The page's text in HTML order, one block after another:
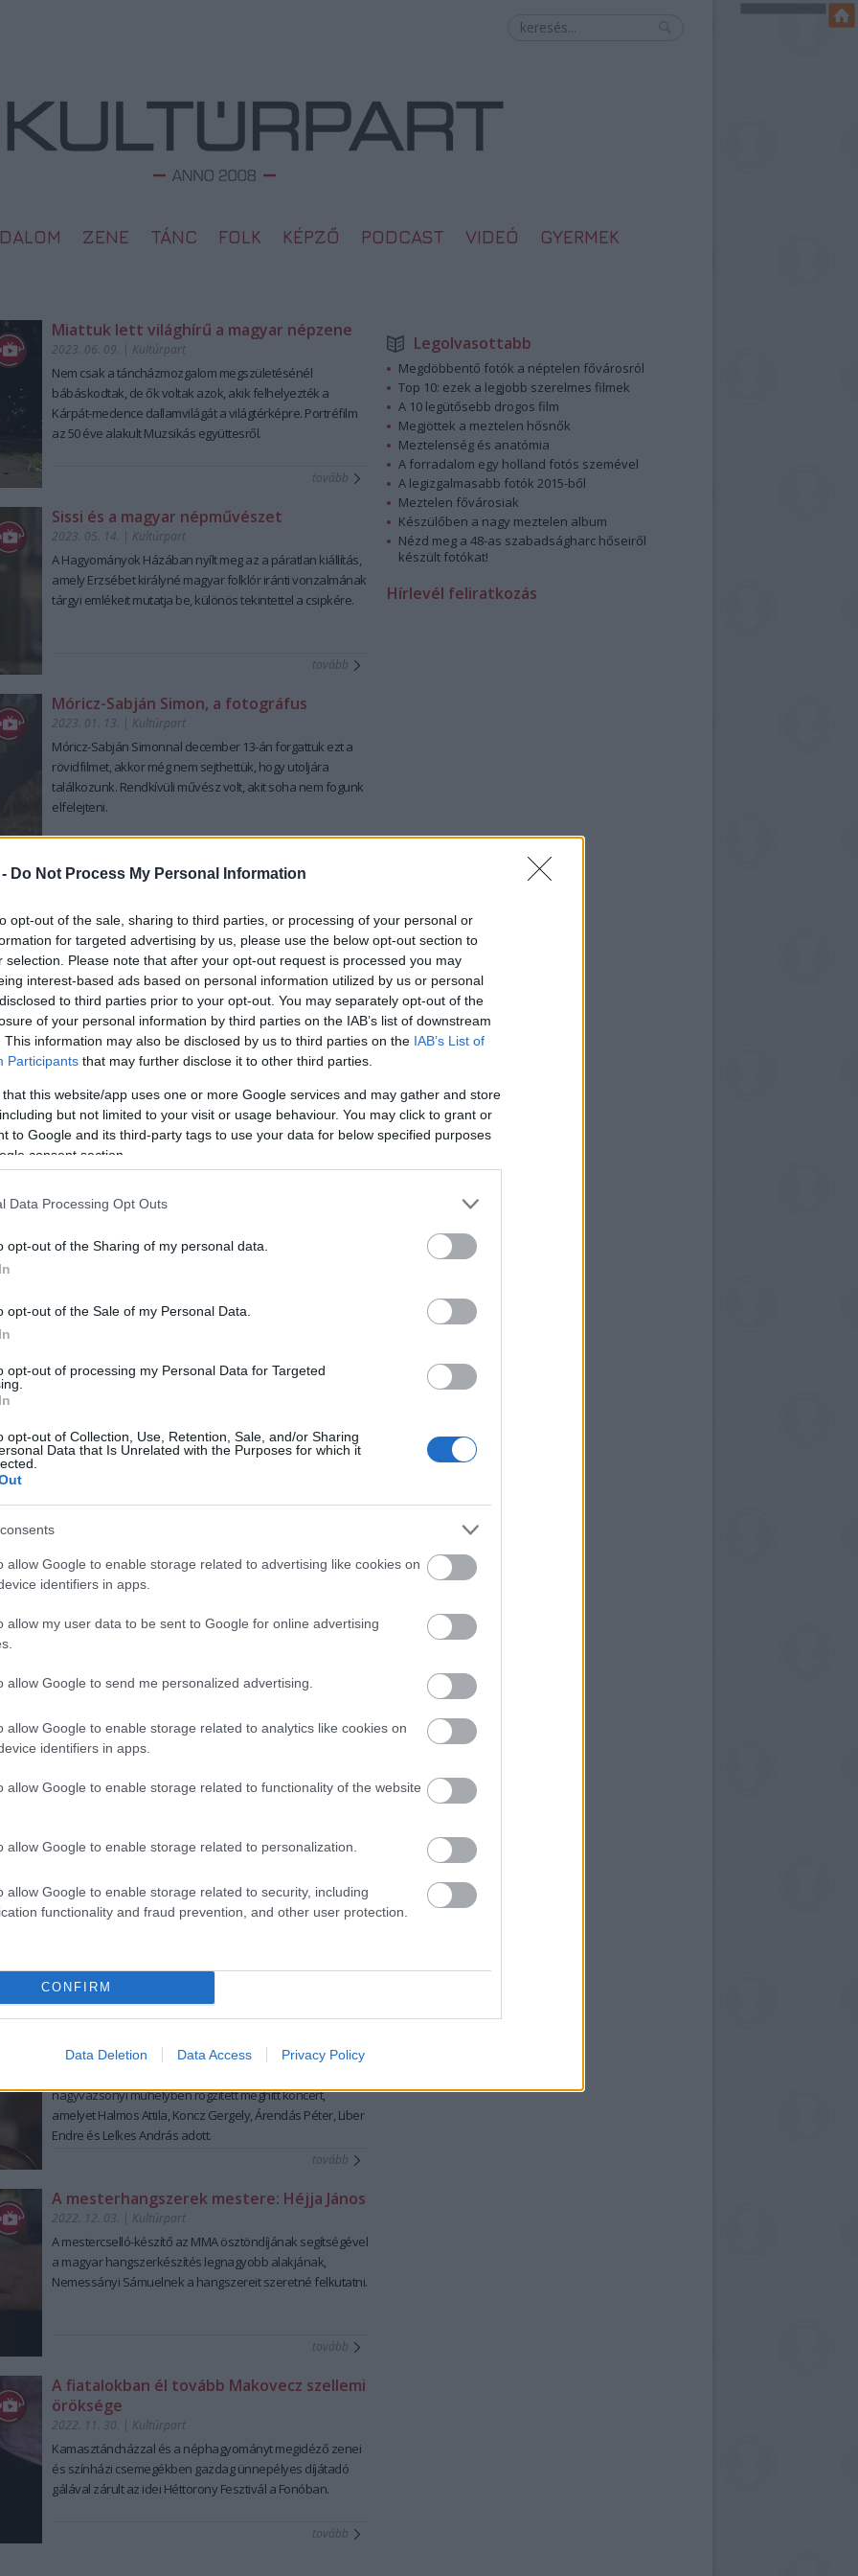
Do Not Process My Personal Information
opt-out of the sale, sharing to third parties, or processing of your personal or
for targeted advertising by us, please use the below opt-out section to
selection. Please note that after your opt-out request is processed you may
interest-based ads based on personal information utilized by us or personal
to third parties prior to your opt-out. You may separately opt-out of the
of your personal information by third parties on the IAB’s list of downstream
This information may also be disclosed by us to third parties on the IAB’s List of
Participants that may further disclose it to other third parties.
that this website/app uses one or more Google services and may gather and store
but not limited to your visit or usage behaviour. You may click to grant or
to Google and its third-party tags to use your data for below specified purposes
consent section.
Data Processing Opt Outs
opt-out of the Sharing of my personal data.
opt-out of the Sale of my Personal Data.
opt-out of processing my Personal Data for Targeted
opt-out of Collection, Use, Retention, Sale, and/or Sharing
Data that Is Unrelated with the Purposes for which it
allow Google to enable storage related to advertising like cookies on
identifiers in apps.
allow my user data to be sent to Google for online advertising
allow Google to send me personalized advertising.
allow Google to enable storage related to analytics like cookies on
identifiers in apps.
allow Google to enable storage related to functionality of the website
allow Google to enable storage related to personalization.
allow Google to enable storage related to security, including
functionality and fraud prevention, and other user protection.
CONFIRM
Data Deletion Data Access Privacy Policy
ZENE TÁNC FOLK KÉPZŐ PODCAST VIDEÓ GYERMEK
Miattuk lett világhírű a magyar népzene
2023. 06. 09. | Kultúrpart
Nem csak a táncházmozgalom megszületésénél
bábáskodtak, de ők voltak azok, akik felhelyezték a
Kárpát-medence dallamvilágát a világtérképre. Portréfilm
az 50 éve alakult Muzsikás együttesről.
tovább
Sissi és a magyar népművészet
2023. 05. 14. | Kultúrpart
A Hagyományok Házában nyílt meg az a páratlan kiállítás,
amely Erzsébet királyné magyar folklór iránti vonzalmának
tárgyi emlékeit mutatja be, különös tekintettel a csipkére.
tovább
Móricz-Sabján Simon, a fotográfus
2023. 01. 13. | Kultúrpart
Móricz-Sabján Simonnal december 13-án forgattuk ezt a
rövidfilmet, akkor még nem sejthettük, hogy utoljára
találkozunk. Rendkívüli művész volt, akit soha nem fogunk
elfelejteni.
Vízkeresztig látható a Kossuth téren az MMA
népművészeti tagozatának közreműködésével
megvalósult alkotás, amelyet a Kárpát-medence 34
településének fafaragója és 64 népművészeti egyesület
hívott életre.
tovább
2022. 12. 22.| Kultúrpart
A népdalok szövege sokat elárul a paraszti kultúra mai
szemmel (és orral) elképzelhetetlen higiéniájáról.
És mitől cifra? Porkoláb Ferenc szűrkészítő mester
divatdiktátorok kollekcióit.
Milyen a hagyományos karácsonyi asztal?
fogásokkal készülnek a Kárpát-medencében.
Így készíts gyertyát otthon!
A téli ünnepkör elengedhetetlen része a gyertya,
Csíki Lóránt avatott be a gyertyaöntés rejtelmeibe.
tovább
szobrász
Egészen február elejéig látható az a kiállítás a
Műcsarnokban, amely a 100 éve született, Svédországban
tovább
Hangolódj az adventre a Tükrös
2022. 12. 04.|Kultúrpart
nagyvázsonyi műhelyben rögzített meghitt koncert,
amelyet Halmos Attila, Koncz Gergely, Árendás Péter, Liber
Endre és Lelkes András adott.
tovább
A mesterhangszerek mestere: Héjja János
2022. 12. 03. | Kultúrpart
A mestercselló-készítő az MMA ösztöndíjának segítségével
a magyar hangszerkészítés legnagyobb alakjának,
Nemessányi Sámuelnek a hangszereit szeretné felkutatni.
tovább
A fiatalokban él tovább Makovecz szellemi
öröksége
2022. 11. 30. | Kultúrpart
Kamasztáncházzal és a néphagyományt megidéző zenei
és színházi csemegékben gazdag ünnepélyes díjátadó
gálával zárult az idei Héttorony Fesztivál a Fonóban.
tovább
Legolvasottabb
Megdöbbentő fotók a néptelen fővárosról
Top 10: ezek a legjobb szerelmes filmek
A 10 legütősebb drogos film
Megjöttek a meztelen hősnők
Meztelenség és anatómia
A forradalom egy holland fotós szemével
A legizgalmasabb fotók 2015-ből
Meztelen fővárosiak
Készülőben a nagy meztelen album
Nézd meg a 48-as szabadságharc hőseiről
készült fotókat!
Hírlevél feliratkozás